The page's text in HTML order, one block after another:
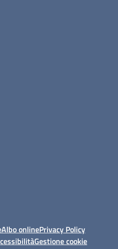
Albo onlinePrivacy Policy
Gestione cookie